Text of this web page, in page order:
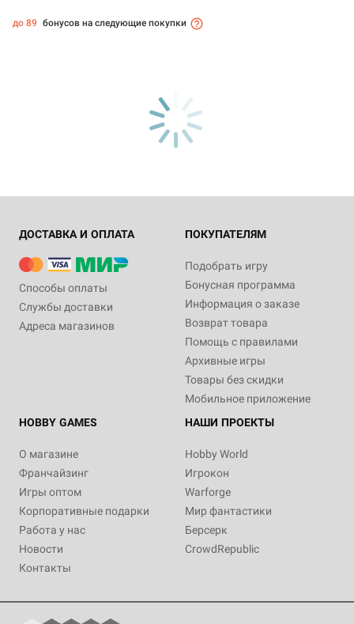
до 89 бонусов на следующие покупки
ДОСТАВКА И ОПЛАТА
Способы оплаты
Службы доставки
Адреса магазинов
ПОКУПАТЕЛЯМ
Подобрать игру
Бонусная программа
Информация о заказе
Возврат товара
Помощь с правилами
Архивные игры
Товары без скидки
Мобильное приложение
HOBBY GAMES
О магазине
Франчайзинг
Игры оптом
Корпоративные подарки
Работа у нас
Новости
Контакты
НАШИ ПРОЕКТЫ
Hobby World
Игрокон
Warforge
Мир фантастики
Берсерк
CrowdRepublic